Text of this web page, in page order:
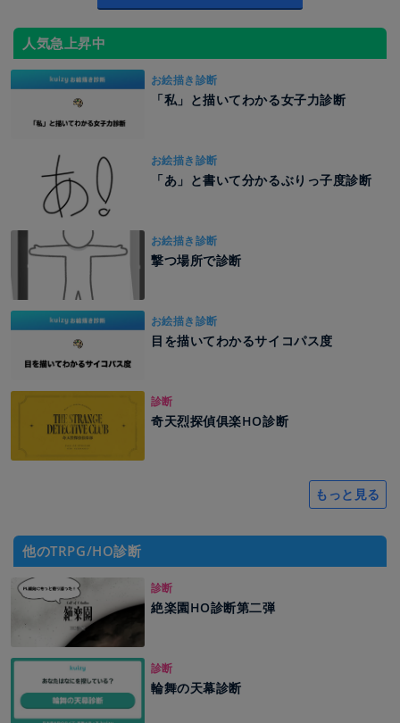
人気急上昇中
お絵描き診断
「私」と描いてわかる女子力診断
お絵描き診断
「あ」と書いて分かるぶりっ子度診断
お絵描き診断
撃つ場所で診断
お絵描き診断
目を描いてわかるサイコパス度
診断
奇天烈探偵俱楽HO診断
もっと見る
他のTRPG/HO診断
診断
絶楽園HO診断第二弾
診断
輪舞の天幕診断